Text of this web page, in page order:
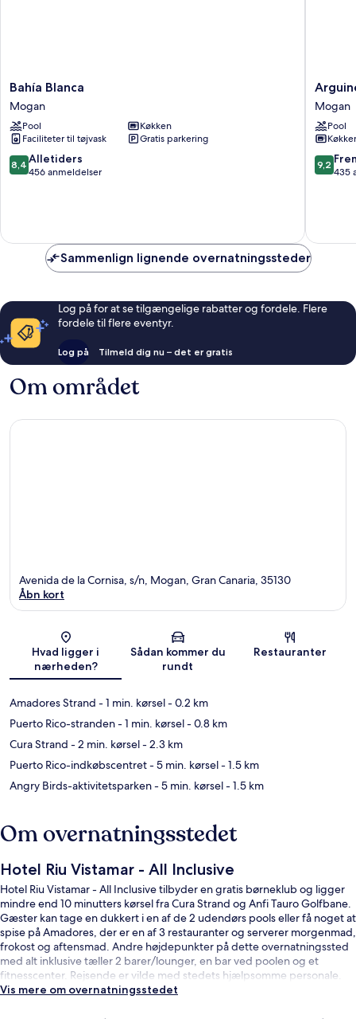
Bahía
Blanca
Mogan
Bahía Blanca
Mogan
Pool
Køkken
Faciliteter til tøjvask
Gratis parkering
8.4
ud
anmeldelser
8,4 Alletiders
456 anmeldelser
Park
By
Servatur
VV
Mogan
Mogan
Pool
9.2
ud
9,2
435
Sammenlign lignende overnatningssteder
Log på for at se tilgængelige rabatter og fordele. Flere
fordele til flere eventyr.
Log på Tilmeld dig nu – det er gratis
Om området
Kort
Avenida de la Cornisa, s/n, Mogan, Gran Canaria, 35130
Åbn kort
Hvad ligger i
nærheden?
Sådan kommer du
rundt
Restauranter
Amadores Strand - 1 min. kørsel- 0.2 km
Puerto Rico-stranden- 1 min. kørsel- 0.8 km
Cura Strand - 2 min. kørsel- 2.3 km
Puerto Rico-indkøbscentret- 5 min. kørsel- 1.5 km
Angry Birds-aktivitetsparken- 5 min. kørsel- 1.5 km
Om overnatningsstedet
Hotel Riu Vistamar - All Inclusive
Hotel Riu Vistamar - All Inclusive tilbyder en gratis børneklub og ligger
mindre end 10 minutters kørsel fra Cura Strand og Anfi Tauro Golfbane.
Gæster kan tage en dukkert i en af de 2 udendørs pools eller få noget at
spise på Amadores, der er en af 3 restauranter og serverer morgenmad,
frokost og aftensmad. Andre højdepunkter på dette overnatningssted
med alt inklusive tæller 2 barer/lounger, en bar ved poolen og et
fitnesscenter. Rejsende er vilde med stedets hjælpsomme personale.
Vis mere om overnatningsstedet